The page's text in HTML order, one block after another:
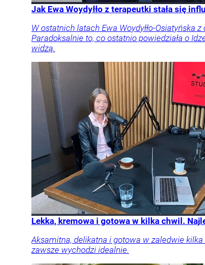
Jak Ewa Woydyłło z terapeutki stała się
W ostatnich latach Ewa Woydyłło-Osiatyńska
Paradoksalnie to, co ostatnio powiedziała o
widzą.
Lekka, kremowa i gotowa w kilka chwil.
Aksamitna, delikatna i gotowa w zaledwie
zawsze wychodzi idealnie.